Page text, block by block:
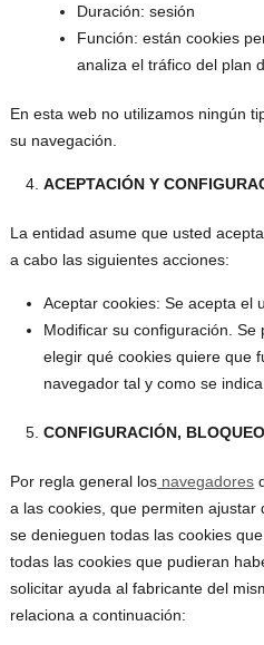
Duración: sesión
Función: están cookies
analiza el tráfico del plan
En esta web no utilizamos ningún
su navegación.
ACEPTACIÓN Y
La entidad asume que usted
a cabo las siguientes acciones:
Aceptar cookies: Se acepta el
Modificar su configuración.
elegir qué cookies quiere que
navegador tal y como se
CONFIGURACIÓN,
Por regla general los navegadores
a las cookies, que permiten ajustar
se denieguen todas las cookies
todas las cookies que pudieran
solicitar ayuda al fabricante del
relaciona a continuación: